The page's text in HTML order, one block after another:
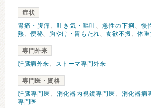
症状
胃痛・腹痛 、 吐き気・嘔吐、 急性の下痢 、慢
熱、便秘、 胸やけ・胃もたれ、食欲不振 、体
専門外来
肝臓病外来、 ストーマ専門外来
専門医・資格
肝臓専門医 、 消化器内視鏡専門医 、 消化器病
専門医